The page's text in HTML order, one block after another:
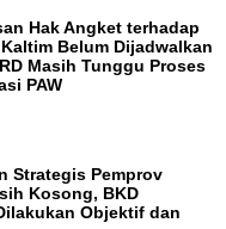
Hak Angket terhadap
Belum Dijadwalkan
Masih Tunggu Proses
PAW
Strategis Pemprov
Kosong, BKD
Objektif dan